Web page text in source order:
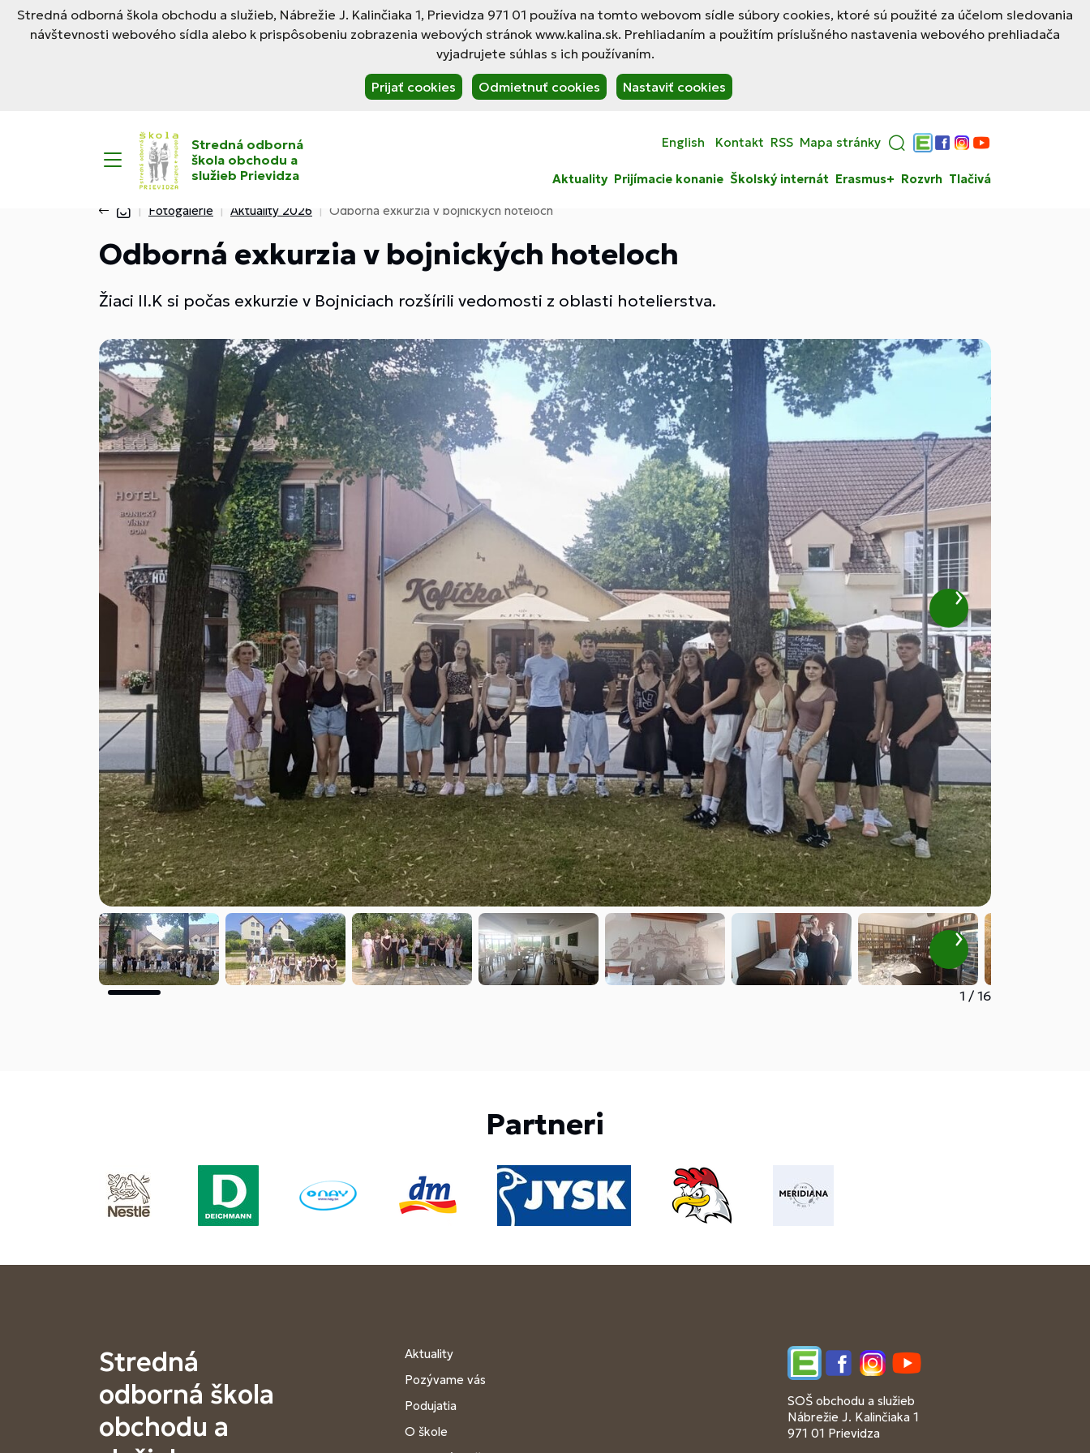
Stredná odborná škola obchodu a služieb, Nábrežie J. Kalinčiaka 1, Prievidza 971 01 používa na tomto webovom sídle súbory cookies, ktoré sú použité za účelom sledovania
návštevnosti webového sídla alebo k prispôsobeniu zobrazenia webových stránok www.kalina.sk. Prehliadaním a použitím príslušného nastavenia webového prehliadača
vyjadrujete súhlas s ich používaním.
Prijať cookies Odmietnuť cookies Nastaviť cookies
Stredná odborná
škola obchodu a
služieb Prievidza
English Kontakt RSS Mapa stránky
Edupage
Facebook
Instagram
YouTube
Aktuality Prijímacie konanie Školský internát Erasmus+ Rozvrh Tlačivá
Fotogalérie Aktuality 2026 Odborná exkurzia v bojnických hoteloch
Odborná exkurzia v bojnických hoteloch
Žiaci II.K si počas exkurzie v Bojniciach rozšírili vedomosti z oblasti hotelierstva.
1 / 16
Partneri
Stredná
odborná škola
obchodu a
Aktuality
Pozývame vás
Podujatia
O škole
EdupageFacebookInstagramYouTube
SOŠ obchodu a služieb
Nábrežie J. Kalinčiaka 1
971 01 Prievidza